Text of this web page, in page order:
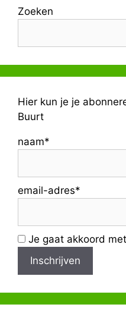
Zoeken
Hier kun je je
Buurt
naam*
email-adres*
Je gaat akkoord met